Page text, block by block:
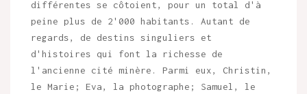
différentes se côtoient, pour un total d'à
peine plus de 2'000 habitants. Autant de
regards, de destins singuliers et
d'histoires qui font la richesse de
l'ancienne cité minère. Parmi eux, Christin,
le Marie; Eva, la photographe; Samuel, le